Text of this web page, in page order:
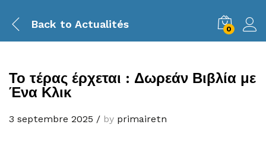
Back to Actualités 0
Το τέρας έρχεται : Δωρεάν Βιβλία με
Ένα Κλικ
3 septembre 2025 / by primairetn